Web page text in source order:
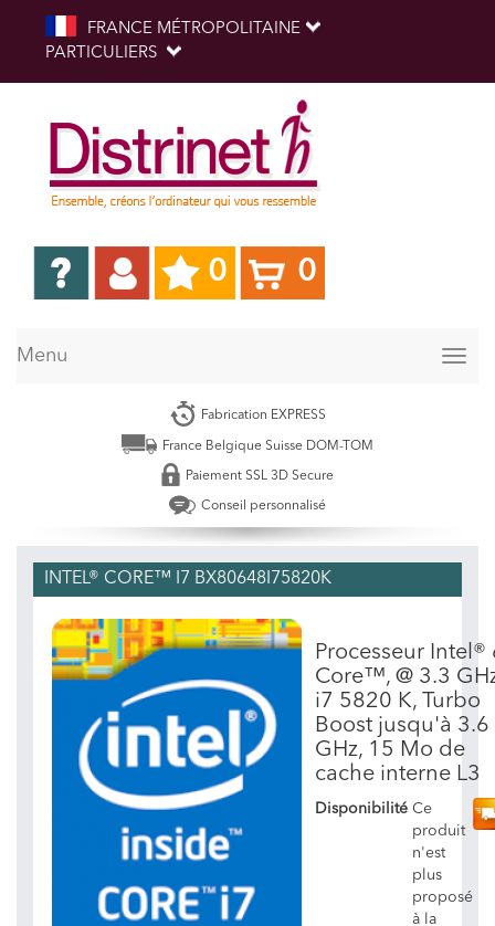
FRANCE MÉTROPOLITAINE
PARTICULIERS
0 0
Menu
Fabrication EXPRESS
France Belgique Suisse DOM-TOM
Paiement SSL 3D Secure
Conseil personnalisé
INTEL® CORE™ I7 BX80648I75820K
Processeur Intel®
Core™, @ 3.3
i7 5820 K, Turbo
Boost jusqu'à 3.6
GHz, 15 Mo de
cache interne L3
Disponibilité Ce
produit
n'est
plus
proposé
à la